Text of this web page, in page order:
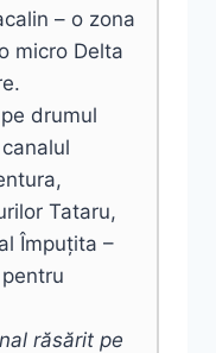
– o zona
micro Delta
drumul
Tataru,
Împuțita –
răsărit pe